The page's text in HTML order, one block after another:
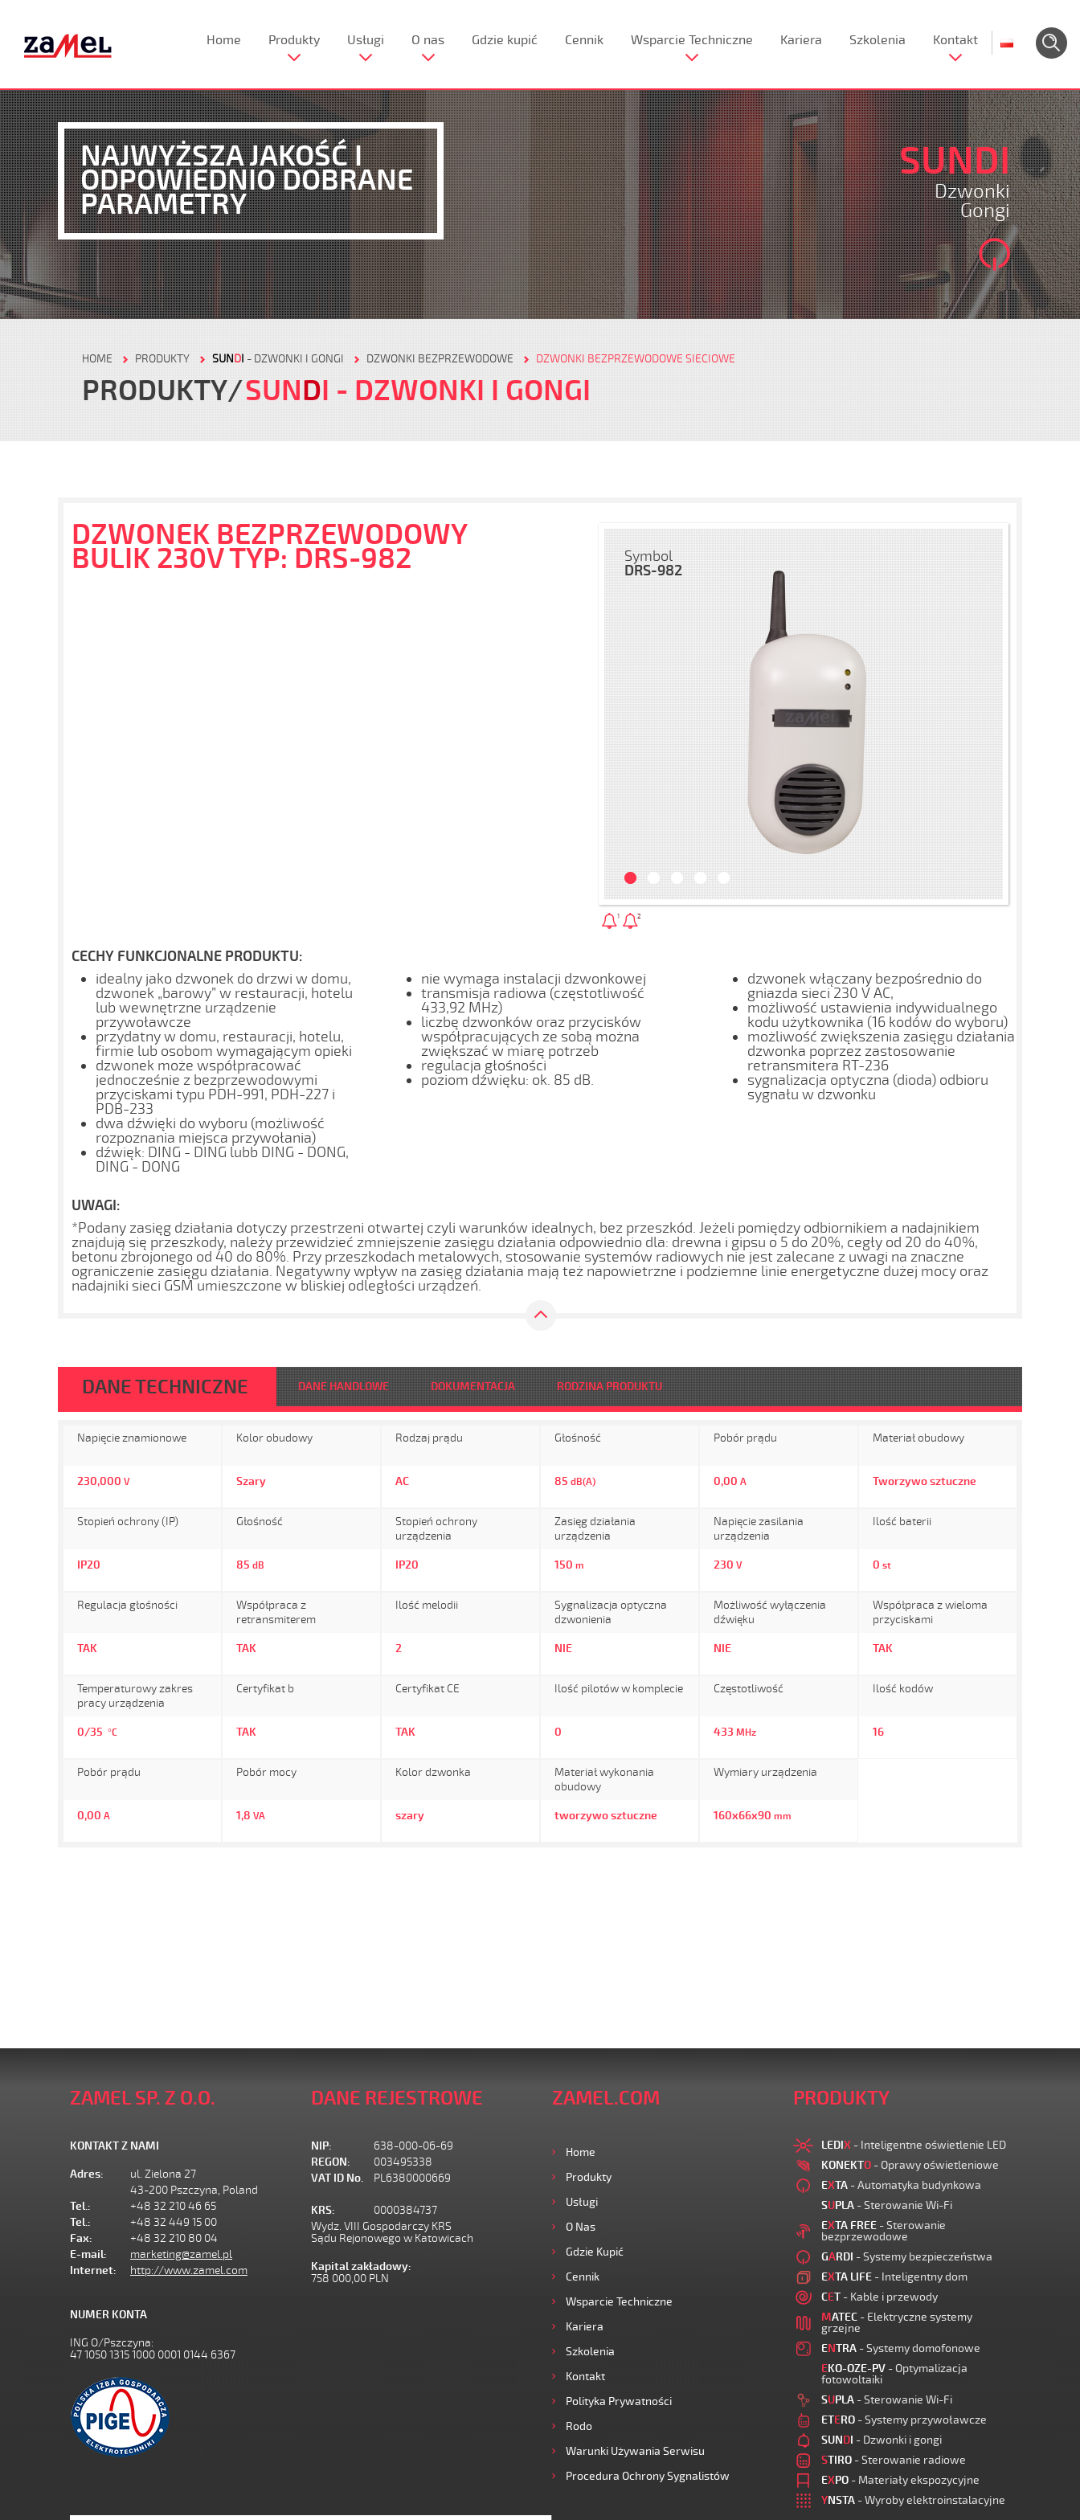
Home Produkty Usługi O nas Gdzie kupić Cennik Wsparcie Techniczne Kariera Szkolenia Kontakt
NAJWYŻSZA JAKOŚĆ I
ODPOWIEDNIO DOBRANE
PARAMETRY
SUNDI
Dzwonki
Gongi
HOME PRODUKTY SUNDI - DZWONKI I GONGI DZWONKI BEZPRZEWODOWE DZWONKI BEZPRZEWODOWE SIECIOWE
PRODUKTY SUNDI - DZWONKI I GONGI
DZWONEK BEZPRZEWODOWY
BULIK 230V TYP: DRS-982
Symbol
DRS-982
1 2
CECHY FUNKCJONALNE PRODUKTU:
idealny jako dzwonek do drzwi w domu,
dzwonek „barowy” w restauracji, hotelu
lub wewnętrzne urządzenie
przywoławcze
przydatny w domu, restauracji, hotelu,
firmie lub osobom wymagającym opieki
dzwonek może współpracować
jednocześnie z bezprzewodowymi
przyciskami typu PDH-991, PDH-227 i
PDB-233
dwa dźwięki do wyboru (możliwość
rozpoznania miejsca przywołania)
dźwięk: DING - DING lubb DING - DONG,
DING - DONG
nie wymaga instalacji dzwonkowej
transmisja radiowa (częstotliwość
433,92 MHz)
liczbę dzwonków oraz przycisków
współpracujących ze sobą można
zwiększać w miarę potrzeb
regulacja głośności
poziom dźwięku: ok. 85 dB.
dzwonek włączany bezpośrednio do
gniazda sieci 230 V AC,
możliwość ustawienia indywidualnego
kodu użytkownika (16 kodów do wyboru)
możliwość zwiększenia zasięgu działania
dzwonka poprzez zastosowanie
retransmitera RT-236
sygnalizacja optyczna (dioda) odbioru
sygnału w dzwonku
UWAGI:
*Podany zasięg działania dotyczy przestrzeni otwartej czyli warunków idealnych, bez przeszkód. Jeżeli pomiędzy odbiornikiem a nadajnikiem
znajdują się przeszkody, należy przewidzieć zmniejszenie zasięgu działania odpowiednio dla: drewna i gipsu o 5 do 20%, cegły od 20 do 40%,
betonu zbrojonego od 40 do 80%. Przy przeszkodach metalowych, stosowanie systemów radiowych nie jest zalecane z uwagi na znaczne
ograniczenie zasięgu działania. Negatywny wpływ na zasięg działania mają też napowietrzne i podziemne linie energetyczne dużej mocy oraz
nadajniki sieci GSM umieszczone w bliskiej odległości urządzeń.
DANE TECHNICZNE DANE HANDLOWE DOKUMENTACJA RODZINA PRODUKTU
Napięcie znamionowe
230,000 V
Kolor obudowy
Szary
Rodzaj prądu
AC
Głośność
85 dB(A)
Pobór prądu
0,00 A
Materiał obudowy
Tworzywo sztuczne
Stopień ochrony (IP)
IP20
Głośność
85 dB
Stopień ochrony
urządzenia
IP20
Zasięg działania
urządzenia
150 m
Napięcie zasilania
urządzenia
230 V
Ilość baterii
0 st
Regulacja głośności
TAK
Współpraca z
retransmiterem
TAK
Ilość melodii
2
Sygnalizacja optyczna
dzwonienia
NIE
Możliwość wyłączenia
dźwięku
NIE
Współpraca z wieloma
przyciskami
TAK
Temperaturowy zakres
pracy urządzenia
0/35 °C
Certyfikat b
TAK
Certyfikat CE
TAK
Ilość pilotów w komplecie
0
Częstotliwość
433 MHz
Ilość kodów
16
Pobór prądu
0,00 A
Pobór mocy
1,8 VA
Kolor dzwonka
szary
Materiał wykonania
obudowy
tworzywo sztuczne
Wymiary urządzenia
160x66x90 mm
ZAMEL SP. Z O.O.
KONTAKT Z NAMI
Adres:
ul. Zielona 27
43-200 Pszczyna, Poland
Tel.:
+48 32 210 46 65
Tel.:
+48 32 449 15 00
Fax:
+48 32 210 80 04
E-mail:
marketing@zamel.pl
Internet:
http://www.zamel.com
NUMER KONTA
ING O/Pszczyna:
47 1050 1315 1000 0001 0144 6367
DANE REJESTROWE
NIP:
638-000-06-69
REGON:
003495338
VAT ID No.
PL6380000669
KRS:
0000384737
Wydz. VIII Gospodarczy KRS
Sądu Rejonowego w Katowicach
Kapital zakładowy:
758 000,00 PLN
ZAMEL.COM
Home
Produkty
Usługi
O Nas
Gdzie Kupić
Cennik
Wsparcie Techniczne
Kariera
Szkolenia
Kontakt
Polityka Prywatności
Rodo
Warunki Używania Serwisu
Procedura Ochrony Sygnalistów
PRODUKTY
LEDIX - Inteligentne oświetlenie LED
KONEKTO - Oprawy oświetleniowe
EXTA - Automatyka budynkowa
SUPLA - Sterowanie Wi-Fi
EXTA FREE - Sterowanie
bezprzewodowe
GARDI - Systemy bezpieczeństwa
EXTA LIFE - Inteligentny dom
CET - Kable i przewody
MATEC - Elektryczne systemy
grzejne
ENTRA - Systemy domofonowe
EKO-OZE-PV - Optymalizacja
fotowoltaiki
SUPLA - Sterowanie Wi-Fi
ETERO - Systemy przywoławcze
SUNDI - Dzwonki i gongi
STIRO - Sterowanie radiowe
EXPO - Materiały ekspozycyjne
YNSTA - Wyroby elektroinstalacyjne